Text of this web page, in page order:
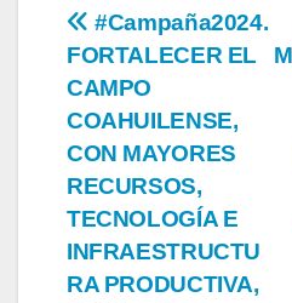
Navegación
de
entradas
#Campaña2024.
FORTALECER EL
CAMPO
COAHUILENSE,
CON MAYORES
RECURSOS,
TECNOLOGÍA E
INFRAESTRUCTU
RA PRODUCTIVA,